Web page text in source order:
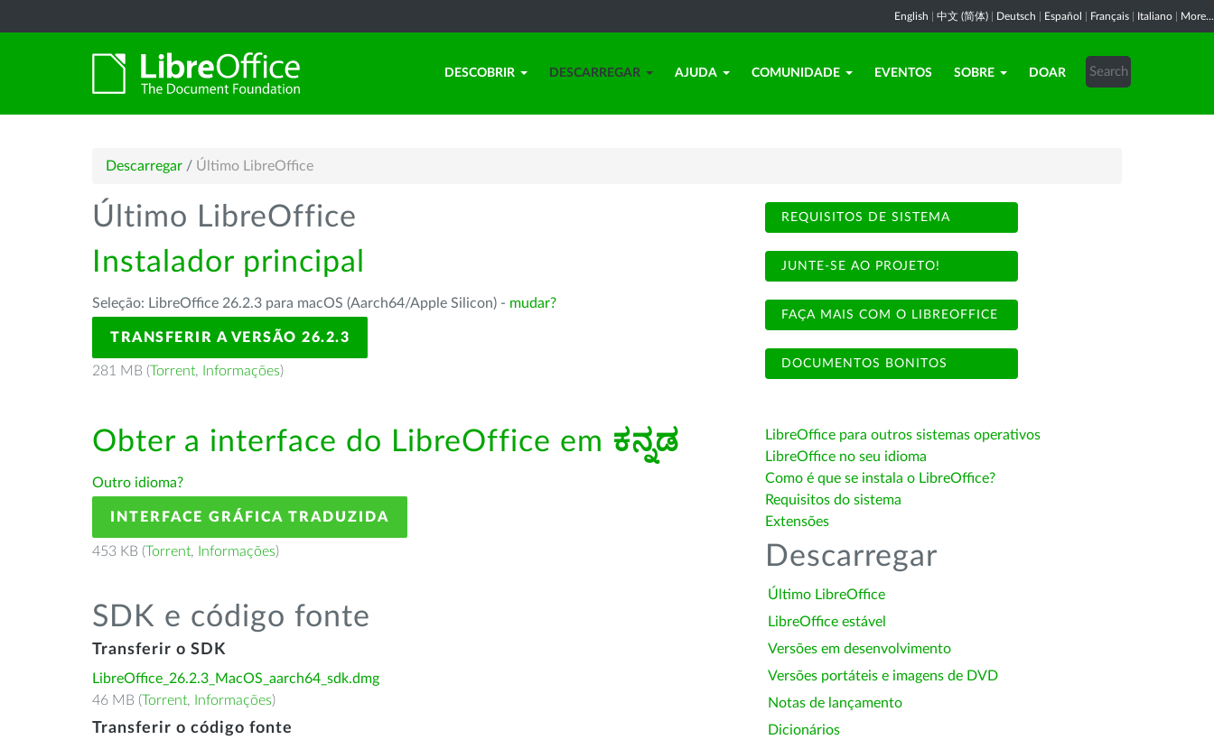
English 中文 (简体) Deutsch Español Français Italiano More...
DESCOBRIR DESCARREGAR AJUDA COMUNIDADE EVENTOS SOBRE DOAR
Descarregar / Último LibreOffice
Último LibreOffice
Instalador principal
Seleção: LibreOffice 26.2.3 para macOS (Aarch64/Apple Silicon) - mudar?
TRANSFERIR A VERSÃO 26.2.3
281 MB (Torrent, Informações)
Obter a interface do LibreOffice em ಕನ್ನಡ
Outro idioma?
INTERFACE GRÁFICA TRADUZIDA
453 KB (Torrent, Informações)
SDK e código fonte
Transferir o SDK
LibreOffice_26.2.3_MacOS_aarch64_sdk.dmg
46 MB (Torrent, Informações)
Transferir o código fonte
REQUISITOS DE SISTEMA
JUNTE-SE AO PROJETO!
FAÇA MAIS COM O LIBREOFFICE
DOCUMENTOS BONITOS
LibreOffice para outros sistemas operativos
LibreOffice no seu idioma
Como é que se instala o LibreOffice?
Requisitos do sistema
Extensões
Descarregar
Último LibreOffice
LibreOffice estável
Versões em desenvolvimento
Versões portáteis e imagens de DVD
Notas de lançamento
Dicionários